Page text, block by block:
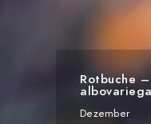
Rotbuche
Dezember